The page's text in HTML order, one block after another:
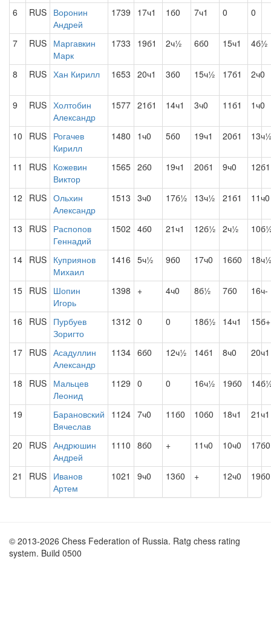
6 RUS Воронин
Андрей
1739 17ч1 1б0 7ч1 0 0
7 RUS Маргавкин
Марк
1733 19б1 2ч½ 6б0 15ч1 4б½
8 RUS Хан Кирилл 1653 20ч1 3б0 15ч½ 17б1 2ч0
9 RUS Холтобин
Александр
1577 21б1 14ч1 3ч0 11б1 1ч0
10 RUS Рогачев
Кирилл
1480 1ч0 5б0 19ч1 20б1
11 RUS Кожевин
Виктор
1565 2б0 19ч1 20б1 9ч0 12б1
12 RUS Ольхин
Александр
1513 3ч0 17б½ 13ч½ 21б1 11ч0
13 RUS Распопов
Геннадий
1502 4б0 21ч1 12б½ 2ч½
14 RUS Куприянов
Михаил
1416 5ч½ 9б0 17ч0 16б0
15 RUS Шопин
Игорь
1398 + 4ч0 8б½ 7б0 16ч-
16 RUS Пурбуев
Зоригто
1312 0 0 18б½ 14ч1 15б+
17 RUS Асадуллин
Александр
1134 6б0 12ч½ 14б1 8ч0 20ч1
18 RUS Мальцев
Леонид
1129 0 0 16ч½ 19б0
19
Барановский
Вячеслав
1124 7ч0 11б0 10б0 18ч1 21ч1
20 RUS Андрюшин
Андрей
1110 8б0 + 11ч0 10ч0 17б0
21 RUS Иванов
Артем
1021 9ч0 13б0 + 12ч0 19б0
© 2013-2026 Chess Federation of Russia. Ratg chess rating
system. Build 0500